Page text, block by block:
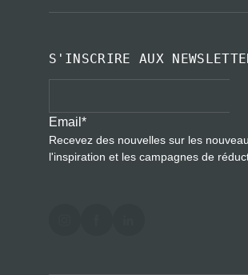
S'INSCRIRE AUX
Email *
Recevez des nouvelles sur les
l'inspiration et les campagnes de